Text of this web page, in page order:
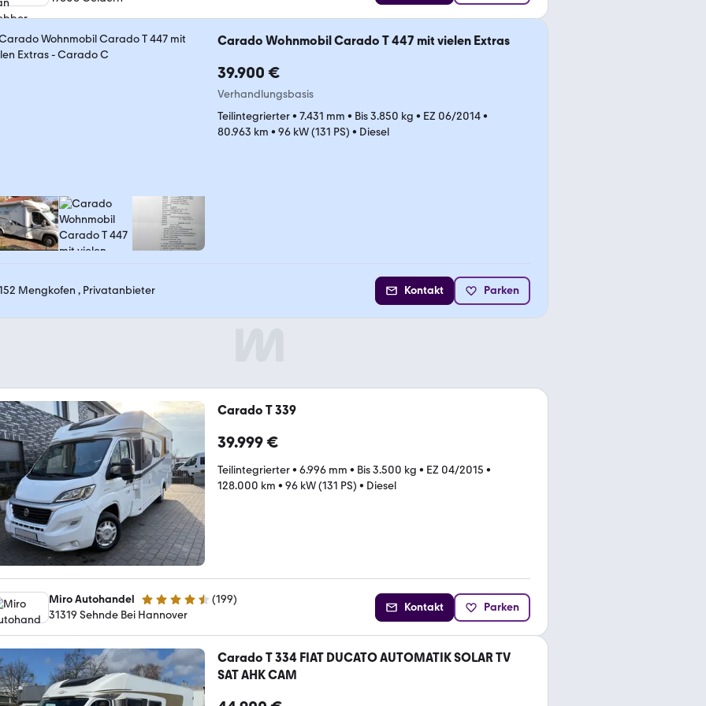
Carado Wohnmobil Carado T 447 mit vielen Extras
39.900 €
Verhandlungsbasis
Teilintegrierter• 7.431 mm • Bis 3.850 kg • EZ 06/2014•
80.963 km • 96 kW (131 PS) • Diesel
Mengkofen , Privatanbieter Kontakt Parken
Carado T 339
39.999 €
Teilintegrierter• 6.996 mm • Bis 3.500 kg • EZ 04/2015 •
128.000 km • 96 kW (131 PS) • Diesel
Miro Autohandel 4.7 Sterne (199)
31319 Sehnde Bei Hannover
Kontakt Parken
Carado T 334 FIAT DUCATO AUTOMATIK SOLAR TV
SAT AHK CAM